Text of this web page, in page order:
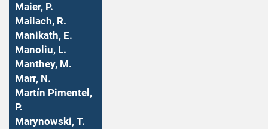
Maier, P.
Mailach, R.
Manikath, E.
Manoliu, L.
Manthey, M.
Marr, N.
Martín Pimentel,
P.
Marynowski, T.